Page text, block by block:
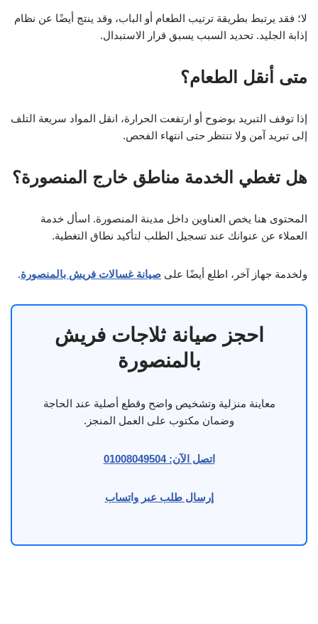
لا؛ فقد يرتبط بطريقة ترتيب الطعام أو الباب، وقد ينتج أيضًا عن نظام
إذابة الجليد. تحديد السبب يسبق قرار الاستبدال.
متى أنقل الطعام؟
إذا توقف التبريد بوضوح أو ارتفعت الحرارة، انقل المواد سريعة التلف
إلى تبريد آمن ولا تنتظر حتى انتهاء الفحص.
هل تغطي الخدمة مناطق خارج المنصورة؟
المحتوى هنا يخص العناوين داخل مدينة المنصورة. اسأل خدمة
العملاء عن عنوانك عند تسجيل الطلب لتأكيد نطاق التغطية.
ولخدمة جهاز آخر، اطلع أيضًا على صيانة غسالات فريش بالمنصورة.
احجز صيانة ثلاجات فريش
بالمنصورة
معاينة منزلية وتشخيص واضح وقطع أصلية عند الحاجة
وضمان مكتوب على العمل المنجز.
اتصل الآن: 01008049504
إرسال طلب عبر واتساب